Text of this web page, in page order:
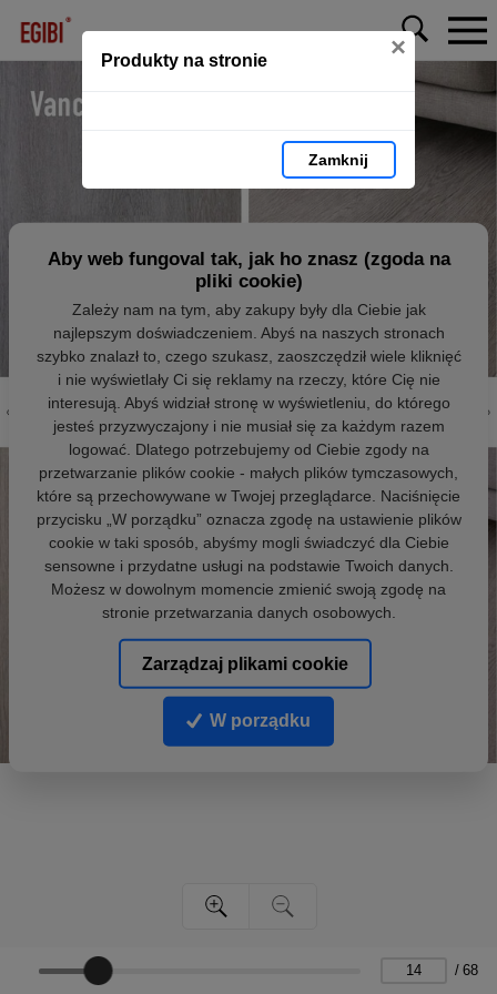
Produkty na stronie ×
Zamknij
/ 68
Aby web fungoval tak, jak ho znasz (zgoda na
pliki cookie)
Zależy nam na tym, aby zakupy były dla Ciebie jak
najlepszym doświadczeniem. Abyś na naszych stronach
szybko znalazł to, czego szukasz, zaoszczędził wiele kliknięć
i nie wyświetlały Ci się reklamy na rzeczy, które Cię nie
interesują. Abyś widział stronę w wyświetleniu, do którego
jesteś przyzwyczajony i nie musiał się za każdym razem
logować. Dlatego potrzebujemy od Ciebie zgody na
przetwarzanie plików cookie - małych plików tymczasowych,
które są przechowywane w Twojej przeglądarce. Naciśnięcie
przycisku „W porządku” oznacza zgodę na ustawienie plików
cookie w taki sposób, abyśmy mogli świadczyć dla Ciebie
sensowne i przydatne usługi na podstawie Twoich danych.
Możesz w dowolnym momencie zmienić swoją zgodę na
stronie przetwarzania danych osobowych.
Zarządzaj plikami cookie
W porządku